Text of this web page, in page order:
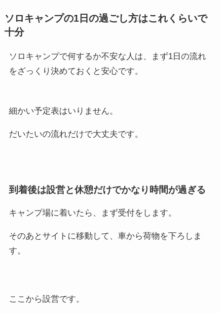
ソロキャンプの1日の過ごし方はこれくらいで
十分
ソロキャンプで何するか不安な人は、まず1日の流れ
をざっくり決めておくと安心です。
細かい予定表はいりません。
だいたいの流れだけで大丈夫です。
到着後は設営と休憩だけでかなり時間が過ぎる
キャンプ場に着いたら、まず受付をします。
そのあとサイトに移動して、車から荷物を下ろしま
す。
ここから設営です。